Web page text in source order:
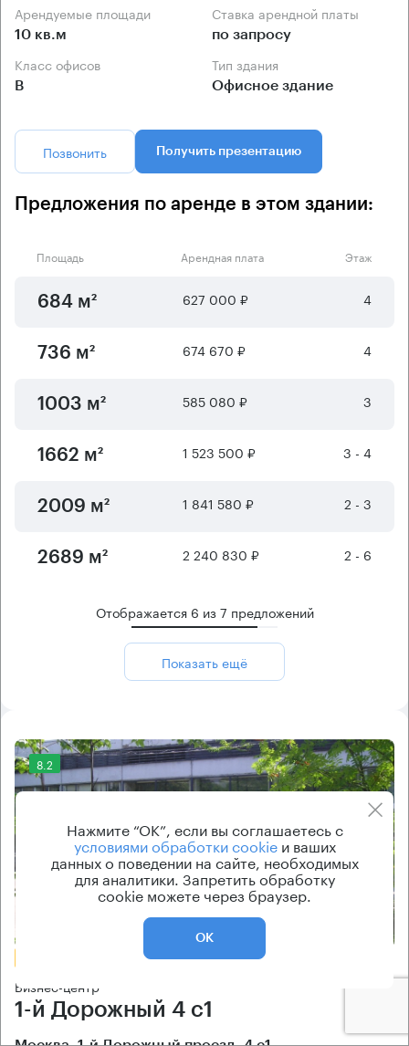
Арендуемые площади
10 кв.м
Ставка арендной платы
по запросу
Класс офисов
B
Тип здания
Офисное здание
Позвонить Получить презентацию
Предложения по аренде в этом здании:
Площадь Арендная плата Этаж
684 м² 627 000 ₽ 4
736 м² 674 670 ₽ 4
1003 м² 585 080 ₽ 3
1662 м² 1 523 500 ₽ 3 - 4
2009 м² 1 841 580 ₽ 2 - 3
2689 м² 2 240 830 ₽ 2 - 6
Отображается 6 из7 предложений
Показать ещё
8.2
Бизнес-центр
1-й Дорожный 4 с1
Нажмите “ОК”, если вы соглашаетесь с
условиями обработки cookieи ваших
данных о поведении на сайте, необходимых
для аналитики. Запретить обработку
cookie можете через браузер.
ОК